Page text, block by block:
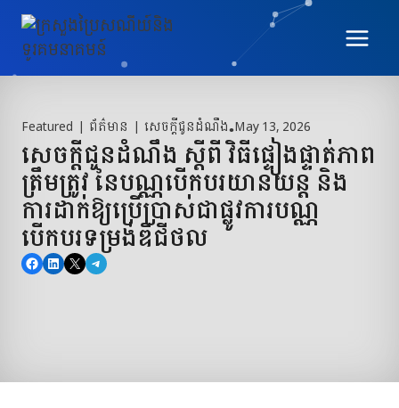
Skip
content
Featured | ព័ត៌មាន | សេចក្តីជូនដំណឹង•May 13, 2026
សេចក្តីជូនដំណឹង ស្តីពី វិធីផ្ទៀងផ្ទាត់ភាព
ត្រឹមត្រូវ នៃបណ្ណបើកបរយានយន្ត និង
ការដាក់ឱ្យប្រើប្រាស់ជាផ្លូវការបណ្ណ
បើកបរទម្រង់ឌីជីថល
Share on Facebook
Share on LinkedIn
Share on X Share on Telegram